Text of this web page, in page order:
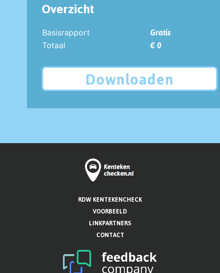
Overzicht
Basisrapport
Gratis
Totaal
€ 0
Downloaden
RDW KENTEKENCHECK
VOORBEELD
LINKPARTNERS
CONTACT